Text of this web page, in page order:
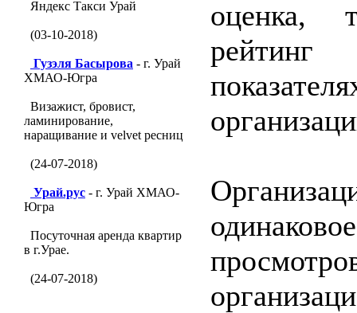
Яндекс Такси Урай
(03-10-2018)
Гузэля Басырова - г. Урай
ХМАО-Югра
Визажист, бровист,
ламинирование,
наращивание и velvet ресниц
(24-07-2018)
Урай.рус - г. Урай ХМАО-
Югра
Посуточная аренда квартир
в г.Урае.
(24-07-2018)
оценка,
рейтинг